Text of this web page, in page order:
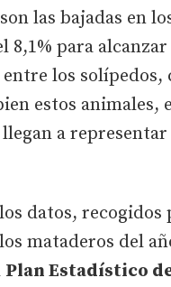
las bajadas en
8,1% para
los solípedos,
estos animales,
a
datos,
mataderos del
Plan Estadístico